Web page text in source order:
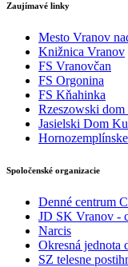
Zaujímavé linky
Mesto Vranov
Knižnica Vranov
FS Vranovčan
FS Orgonina
FS Kňahinka
Rzeszowski
Jasielski Dom
Spoločenské organizacie
Denné centrum
JD SK Vranov -
Narcis
Okresná jednota
SZ telesne